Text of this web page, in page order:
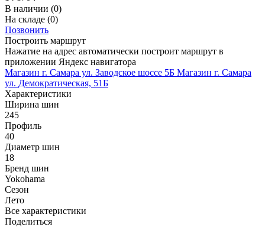
В наличии (0)
На складе (0)
Позвонить
Построить маршрут
Нажатие на адрес автоматически построит маршрут в
приложении Яндекс навигатора
Магазин г. Самара ул. Заводское шоссе 5Б Магазин г. Самара
ул. Демократическая, 51Б
Характеристики
Ширина шин
245
Профиль
40
Диаметр шин
18
Бренд шин
Yokohama
Сезон
Лето
Все характеристики
Поделиться